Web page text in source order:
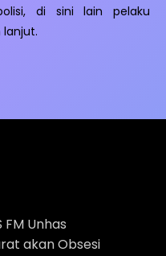
di sini lain pelaku
lanjut.
FM Unhas
akan Obsesi